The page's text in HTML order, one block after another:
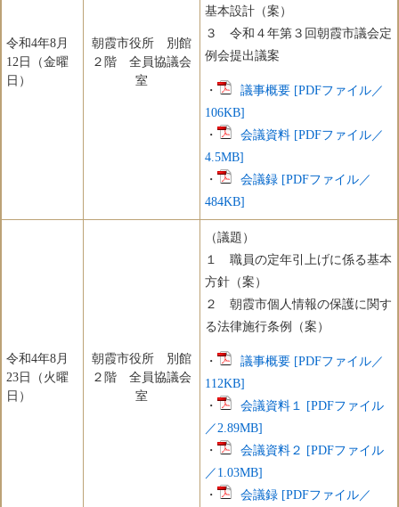
令和4年8月
12日（金曜
日）
朝霞市役所 別館
２階 全員協議会
室
基本設計（案）
３ 令和４年第３回朝霞市議会定
例会提出議案
・
議事概要 [PDFファイル／
106KB]
・
会議資料 [PDFファイル／
4.5MB]
​・
会議録 [PDFファイル／
484KB]
令和4年8月
23日（火曜
日）
朝霞市役所 別館
２階 全員協議会
室
（議題）
１ 職員の定年引上げに係る基本
方針（案）
２ 朝霞市個人情報の保護に関す
る法律施行条例（案）
・
議事概要 [PDFファイル／
112KB]
・
会議資料１ [PDFファイル
／2.89MB]
・
会議資料２ [PDFファイル
／1.03MB]
・
会議録 [PDFファイル／